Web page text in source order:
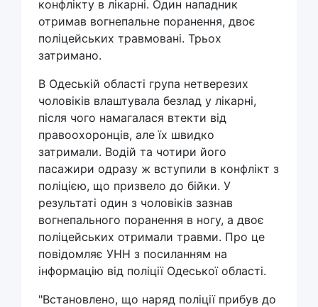
конфлікту в лікарні. Один нападник
отримав вогнепальне поранення, двоє
поліцейських травмовані. Трьох
затримано.
В Одеській області група нетверезих
чоловіків влаштувала безлад у лікарні,
після чого намагалася втекти від
правоохоронців, але їх швидко
затримали. Водій та чотири його
пасажири одразу ж вступили в конфлікт з
поліцією, що призвело до бійки. У
результаті один з чоловіків зазнав
вогнепального поранення в ногу, а двоє
поліцейських отримали травми. Про це
повідомляє УНН з посиланням на
інформацію від поліції Одеської області.
"Встановлено, що наряд поліції прибув до